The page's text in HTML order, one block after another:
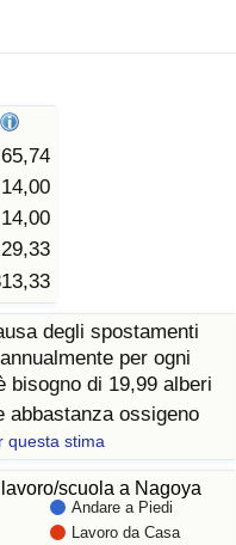
65,74
14,00
14,00
29,33
degli spostamenti
per ogni
bisogno di 19,99 alberi
abbastanza ossigeno
questa stima
scuola a Nagoya
Andare a Piedi
Lavoro da Casa
Nazione
Paese